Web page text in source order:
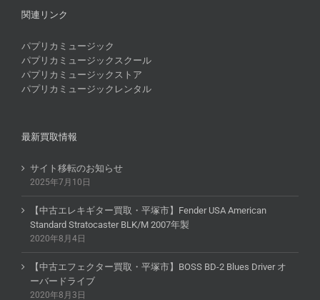
関連リンク
パプリカミュージック
パプリカミュージックスクール
パプリカミュージックストア
パプリカミュージックレンタル
最新買取情報
サイト移転のお知らせ
2025年7月10日
【中古エレキギター買取・平塚市】Fender USA American
Standard Stratocaster BLK/M 2007年製
2020年8月4日
【中古エフェクター買取・平塚市】BOSS BD-2 Blues Driver オ
ーバードライブ
2020年8月3日